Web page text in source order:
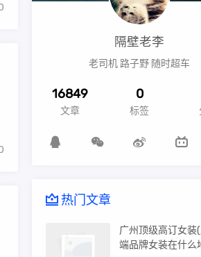
隔壁老李
老司机 路子野 随时超车
16849
文章
0
标签
热门文章
广州顶级高订女装
端品牌女装在什么